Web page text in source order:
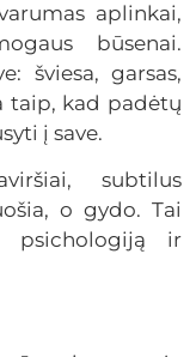
aplinkai,
būsenai.
šviesa, garsas,
taip, kad padėtų
į save.
subtilus
o gydo. Tai
psichologiją ir